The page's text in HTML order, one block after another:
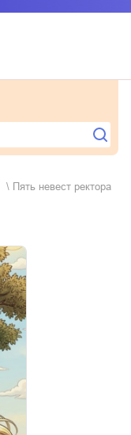
Пять невест ректора